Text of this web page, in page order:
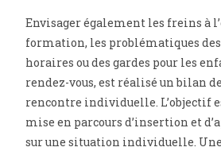
Envisager également les freins à
formation, les problématiques
horaires ou des gardes pour les
rendez-vous, est réalisé un bilan
rencontre individuelle. L’objectif
mise en parcours d’insertion et
sur une situation individuelle.